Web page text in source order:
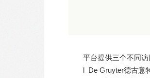
平台提供三个不同访
l De Gruyter德古意